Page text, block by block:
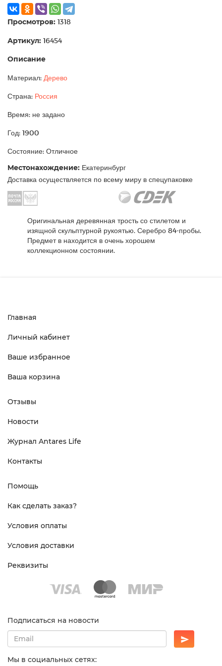
Просмотров: 1318
Артикул: 16454
Описание
Материал: Дерево
Страна: Россия
Время: не задано
Год: 1900
Состояние: Отличное
Местонахождение: Екатеринбург
Доставка осуществляется по всему миру в спецупаковке
Оригинальная деревянная трость со стилетом и
изящной скульптурной рукоятью. Серебро 84-пробы.
Предмет в находится в очень хорошем
коллекционном состоянии.
Главная
Личный кабинет
Ваше избранное
Ваша корзина
Отзывы
Новости
Журнал Antares Life
Контакты
Помощь
Как сделать заказ?
Условия оплаты
Условия доставки
Реквизиты
Подписаться на новости
Мы в социальных сетях: